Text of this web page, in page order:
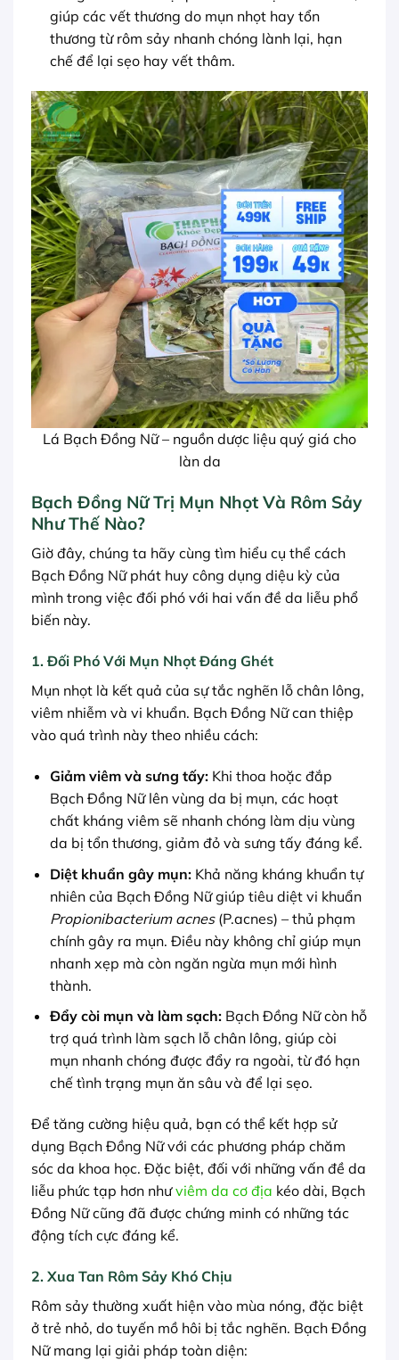
giúp các vết thương do mụn nhọt hay tổn
thương từ rôm sảy nhanh chóng lành lại, hạn
chế để lại sẹo hay vết thâm.
Lá Bạch Đồng Nữ – nguồn dược liệu quý giá cho
làn da
Bạch Đồng Nữ Trị Mụn Nhọt Và Rôm Sảy
Như Thế Nào?
Giờ đây, chúng ta hãy cùng tìm hiểu cụ thể cách
Bạch Đồng Nữ phát huy công dụng diệu kỳ của
mình trong việc đối phó với hai vấn đề da liễu phổ
biến này.
1. Đối Phó Với Mụn Nhọt Đáng Ghét
Mụn nhọt là kết quả của sự tắc nghẽn lỗ chân lông,
viêm nhiễm và vi khuẩn. Bạch Đồng Nữ can thiệp
vào quá trình này theo nhiều cách:
Giảm viêm và sưng tấy:Khi thoa hoặc đắp
Bạch Đồng Nữ lên vùng da bị mụn, các hoạt
chất kháng viêm sẽ nhanh chóng làm dịu vùng
da bị tổn thương, giảm đỏ và sưng tấy đáng kể.
Diệt khuẩn gây mụn:Khả năng kháng khuẩn tự
nhiên của Bạch Đồng Nữ giúp tiêu diệt vi khuẩn
Propionibacterium acnes(P.acnes) – thủ phạm
chính gây ra mụn. Điều này không chỉ giúp mụn
nhanh xẹp mà còn ngăn ngừa mụn mới hình
thành.
Đẩy còi mụn và làm sạch:Bạch Đồng Nữ còn hỗ
trợ quá trình làm sạch lỗ chân lông, giúp còi
mụn nhanh chóng được đẩy ra ngoài, từ đó hạn
chế tình trạng mụn ăn sâu và để lại sẹo.
Để tăng cường hiệu quả, bạn có thể kết hợp sử
dụng Bạch Đồng Nữ với các phương pháp chăm
sóc da khoa học. Đặc biệt, đối với những vấn đề da
liễu phức tạp hơn nhưviêm da cơ địa kéo dài, Bạch
Đồng Nữ cũng đã được chứng minh có những tác
động tích cực đáng kể.
2. Xua Tan Rôm Sảy Khó Chịu
Rôm sảy thường xuất hiện vào mùa nóng, đặc biệt
ở trẻ nhỏ, do tuyến mồ hôi bị tắc nghẽn. Bạch Đồng
Nữ mang lại giải pháp toàn diện: